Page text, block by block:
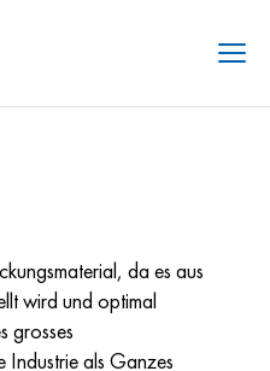
Menu
da es aus
wird und optimal
grosses
Industrie als Ganzes